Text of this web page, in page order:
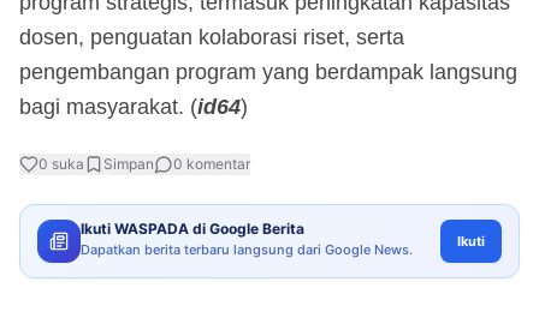
dosen, penguatan kolaborasi riset, serta
pengembangan program yang berdampak langsung
bagi masyarakat. (id64)
0 suka Simpan 0 komentar
Ikuti WASPADA di Google Berita
Dapatkan berita terbaru langsung dari Google News. Ikuti